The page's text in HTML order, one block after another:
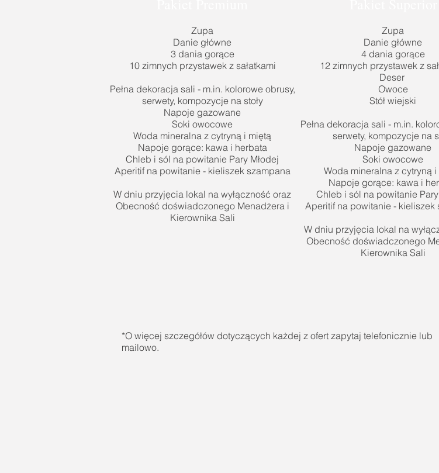
Zupa
Danie główne
3 dania gorące
10 zimnych przystawek z sałatkami
Pełna dekoracja sali - m.in. kolorowe obrusy,
serwety, kompozycje na stoły
Napoje gazowane
Soki owocowe
Woda mineralna z cytryną i miętą
Napoje gorące: kawa i herbata
Chleb i sól na powitanie Pary Młodej
Aperitif na powitanie - kieliszek szampana
W dniu przyjęcia lokal na wyłączność oraz
Obecność doświadczonego Menadżera i
Kierownika Sali
Zupa
Danie główne
4 dania gorące
12 zimnych przystawek z
Deser
Owoce
Stół wiejski
Pełna dekoracja sali - m.in.
serwety, kompozycje na
Napoje gazowane
Soki owocowe
Woda mineralna z cytryną i
Napoje gorące: kawa i
Chleb i sól na powitanie Pary
Aperitif na powitanie - kieliszek
W dniu przyjęcia lokal na
Obecność doświadczonego
Kierownika Sali
*O więcej szczegółów dotyczących każdej z ofert zapytaj telefonicznie lub
mailowo.